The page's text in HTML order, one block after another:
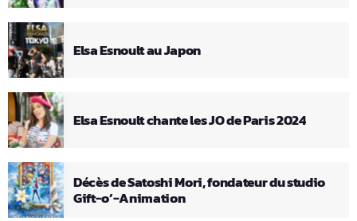
Elsa Esnoult au Japon
Elsa Esnoult chante les JO de Paris 2024
Décès de Satoshi Mori, fondateur du studio
Gift-o’-Animation